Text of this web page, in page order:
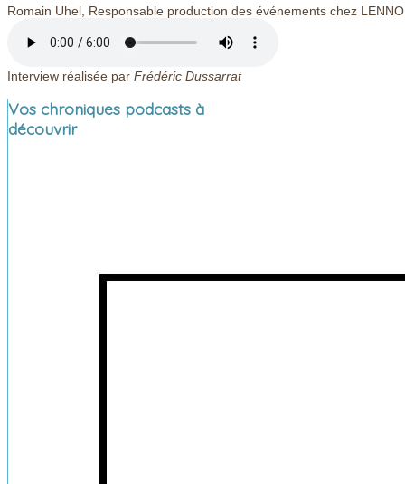
Romain Uhel, Responsable production des événements chez
Interview réalisée par Frédéric Dussarrat
Vos chroniques podcasts à
découvrir